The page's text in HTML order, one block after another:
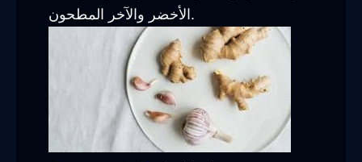
الأخضر والآخر المطحون.